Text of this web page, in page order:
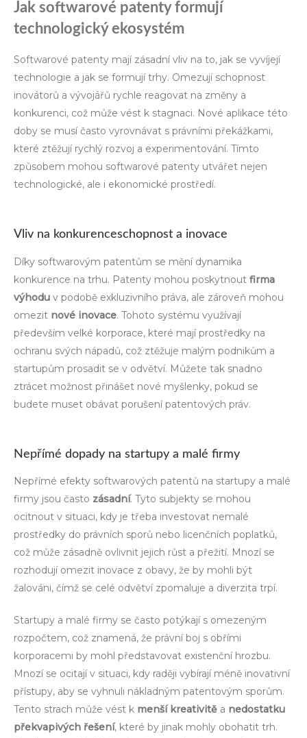
Jak softwarové patenty formují
technologický ekosystém
Softwarové patenty mají zásadní vliv na to, jak se vyvíjejí
technologie a jak se formují trhy. Omezují schopnost
inovátorů a vývojářů rychle reagovat na změny a
konkurenci, což může vést k stagnaci. Nové aplikace této
doby se musí často vyrovnávat s právními překážkami,
které ztěžují rychlý rozvoj a experimentování. Tímto
způsobem mohou softwarové patenty utvářet nejen
technologické, ale i ekonomické prostředí.
Vliv na konkurenceschopnost a inovace
Díky softwarovým patentům se mění dynamika
konkurence na trhu. Patenty mohou poskytnout firma
výhodu v podobě exkluzivního práva, ale zároveň mohou
omezit nové inovace. Tohoto systému využívají
především velké korporace, které mají prostředky na
ochranu svých nápadů, což ztěžuje malým podnikům a
startupům prosadit se v odvětví. Můžete tak snadno
ztrácet možnost přinášet nové myšlenky, pokud se
budete muset obávat porušení patentových práv.
Nepřímé dopady na startupy a malé firmy
Nepřímé efekty softwarových patentů na startupy a malé
firmy jsou často zásadní. Tyto subjekty se mohou
ocitnout v situaci, kdy je třeba investovat nemalé
prostředky do právních sporů nebo licenčních poplatků,
což může zásadně ovlivnit jejich růst a přežití. Mnozí se
rozhodují omezit inovace z obavy, že by mohli být
žalováni, čímž se celé odvětví zpomaluje a diverzita trpí.
Startupy a malé firmy se často potýkají s omezeným
rozpočtem, což znamená, že právní boj s obřími
korporacemi by mohl představovat existenční hrozbu.
Mnozí se ocitají v situaci, kdy raději vybírají méně inovativní
přístupy, aby se vyhnuli nákladným patentovým sporům.
Tento strach může vést k menší kreativitě a nedostatku
překvapivých řešení, které by jinak mohly obohatit trh.